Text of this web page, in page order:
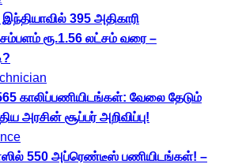
395 அதிகாரி
ரூ.1.56 லட்சம் வரை –
காலிப்பணியிடங்கள்: வேலை தேடும்
அரசின் சூப்பர் அறிவிப்பு!
550 அப்ரெண்டீஸ் பணியிடங்கள்! –